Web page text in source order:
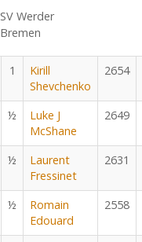
SV Werder
Bremen
1
Kirill
Shevchenko
2654
½
Luke J
McShane
2649
½
Laurent
Fressinet
2631
½
Romain
Edouard
2558